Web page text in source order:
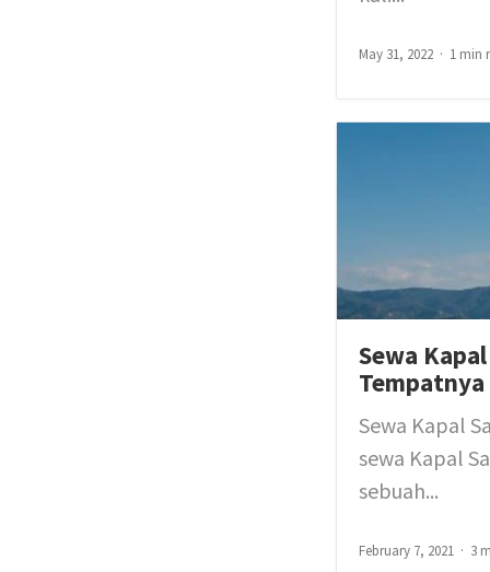
May 31, 2022 1 min
Sewa
Tempatnya
Sewa Kapal
sewa Kapal
sebuah...
February 7, 2021 3